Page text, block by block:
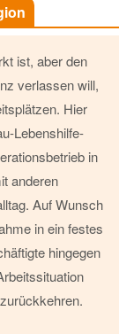
ist, aber den
verlassen will,
Hier
Lebenshilfe-
in
anderen
Auf Wunsch
in ein festes
hingegen